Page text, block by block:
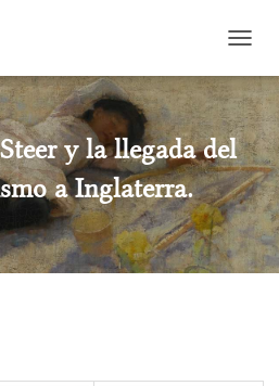
y la llegada del
a Inglaterra.